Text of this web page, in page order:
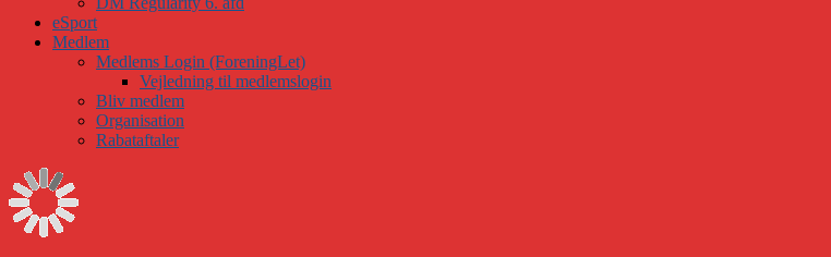
eSport
Medlem
Medlems Login (ForeningLet)
Vejledning til medlemslogin
Bliv medlem
Organisation
Rabataftaler